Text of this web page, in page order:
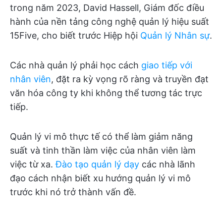
trong năm 2023, David Hassell, Giám đốc điều
hành của nền tảng công nghệ quản lý hiệu suất
15Five, cho biết trước Hiệp hội Quản lý Nhân sự.
Các nhà quản lý phải học cách giao tiếp với
nhân viên, đặt ra kỳ vọng rõ ràng và truyền đạt
văn hóa công ty khi không thể tương tác trực
tiếp.
Quản lý vi mô thực tế có thể làm giảm năng
suất và tinh thần làm việc của nhân viên làm
việc từ xa.Đào tạo quản lý dạy các nhà lãnh
đạo cách nhận biết xu hướng quản lý vi mô
trước khi nó trở thành vấn đề.